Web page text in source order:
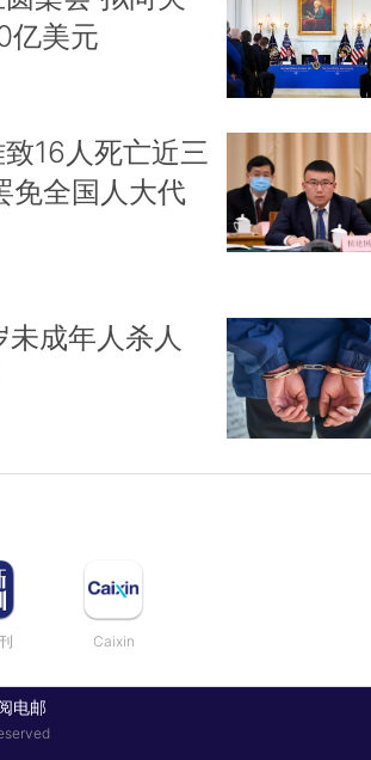
亿美元
16人死亡近三
免全国人大代
成年人杀人
Caixin
电邮